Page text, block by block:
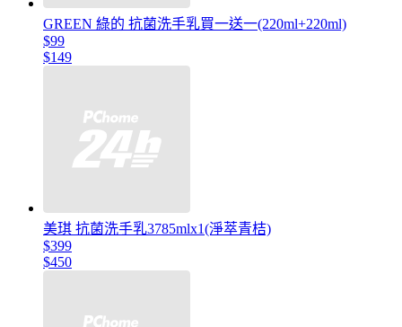
GREEN 綠的 抗菌洗手乳買一送一(220ml+220ml)
$99
$149
美琪 抗菌洗手乳3785mlx1(淨萃青桔)
$399
$450